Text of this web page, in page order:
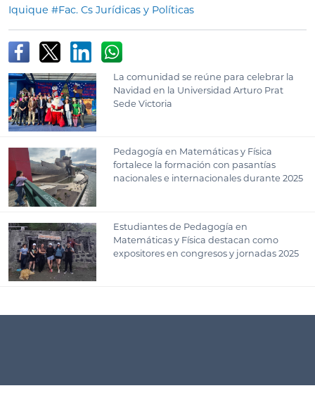
Iquique #Fac. Cs Jurídicas y Políticas
La comunidad se reúne para celebrar la
Navidad en la Universidad Arturo Prat
Sede Victoria
Pedagogía en Matemáticas y Física
fortalece la formación con pasantías
nacionales e internacionales durante 2025
Estudiantes de Pedagogía en
Matemáticas y Física destacan como
expositores en congresos y jornadas 2025